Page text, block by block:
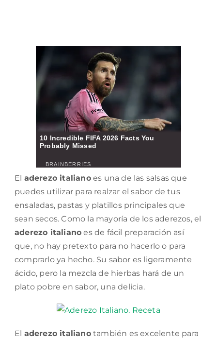
El aderezo italianoes una de las salsas que
puedes utilizar para realzar el sabor de tus
ensaladas, pastas y platillos principales que
sean secos. Como la mayoría de los aderezos, el
aderezo italiano es de fácil preparación así
que, no hay pretexto para no hacerlo o para
comprarlo ya hecho. Su sabor es ligeramente
ácido, pero la mezcla de hierbas hará de un
plato pobre en sabor, una delicia.
El aderezo italianotambién es excelente para